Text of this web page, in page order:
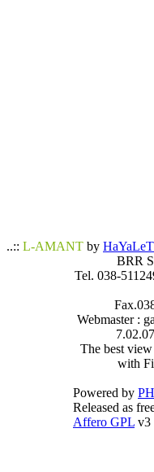
..:: L-AMANT by HaYaLeT
BRR
Tel. 038-
Webmaster :
The best
with
Powered by
Released as
Affero GPL v3